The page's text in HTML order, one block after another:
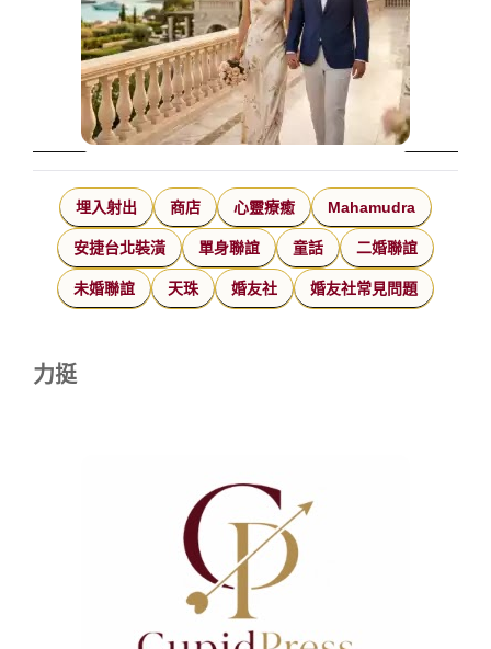
埋入射出 商店 心靈療癒 Mahamudra
安捷台北裝潢 單身聯誼 童話 二婚聯誼
未婚聯誼 天珠 婚友社 婚友社常見問題
力挺